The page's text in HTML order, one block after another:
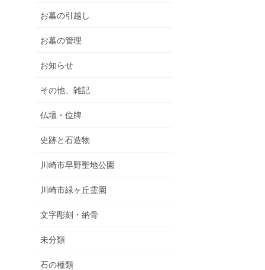
お墓の引越し
お墓の管理
お知らせ
その他、雑記
仏壇・位牌
史跡と石造物
川崎市早野聖地公園
川崎市緑ヶ丘霊園
文字彫刻・納骨
未分類
石の種類